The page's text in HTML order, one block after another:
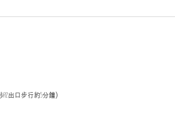
A2出口步行約5分鐘)